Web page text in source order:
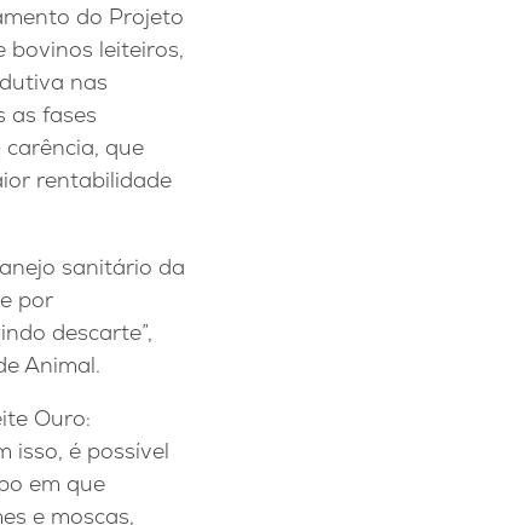
do Projeto
bovinos leiteiros,
nas
as fases
que
rentabilidade
sanitário da
por
descarte”,
Animal.
Ouro:
isso, é possível
em que
e moscas,